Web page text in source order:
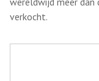
verkocht.